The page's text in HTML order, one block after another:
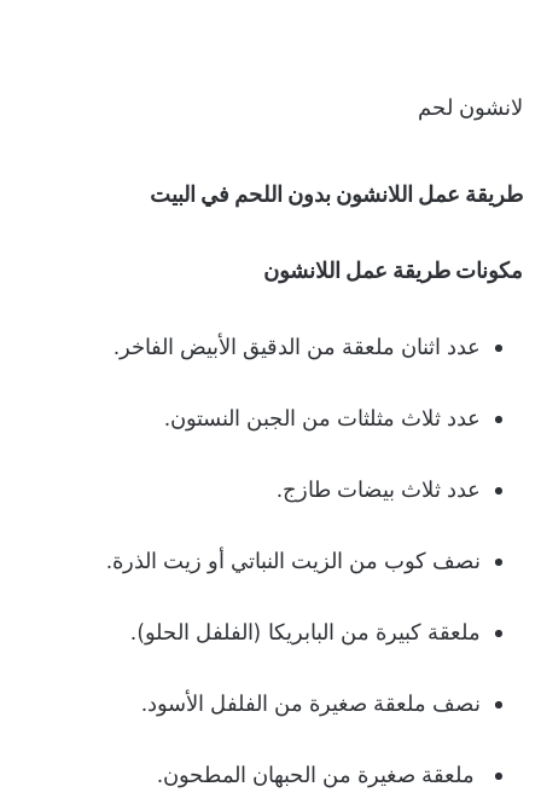
لانشون لحم
طريقة عمل اللانشون بدون اللحم في البيت
مكونات طريقة عمل اللانشون
عدد اثنان ملعقة من الدقيق الأبيض الفاخر.
عدد ثلاث مثلثات من الجبن النستون.
عدد ثلاث بيضات طازج.
نصف كوب من الزيت النباتي أو زيت الذرة.
ملعقة كبيرة من البابريكا (الفلفل الحلو).
نصف ملعقة صغيرة من الفلفل الأسود.
ملعقة صغيرة من الحبهان المطحون.